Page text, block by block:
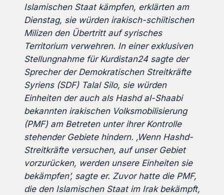
Islamischen Staat kämpfen, erklärten am
Dienstag, sie würden irakisch-schiitischen
Milizen den Übertritt auf syrisches
Territorium verwehren. In einer exklusiven
Stellungnahme für Kurdistan24 sagte der
Sprecher der Demokratischen Streitkräfte
Syriens (SDF) Talal Silo, sie würden
Einheiten der auch als Hashd al-Shaabi
bekannten irakischen Volksmobilisierung
(PMF) am Betreten unter ihrer Kontrolle
stehender Gebiete hindern. ‚Wenn Hashd-
Streitkräfte versuchen, auf unser Gebiet
vorzurücken, werden unsere Einheiten sie
bekämpfen’, sagte er. Zuvor hatte die PMF,
die den Islamischen Staat im Irak bekämpft,